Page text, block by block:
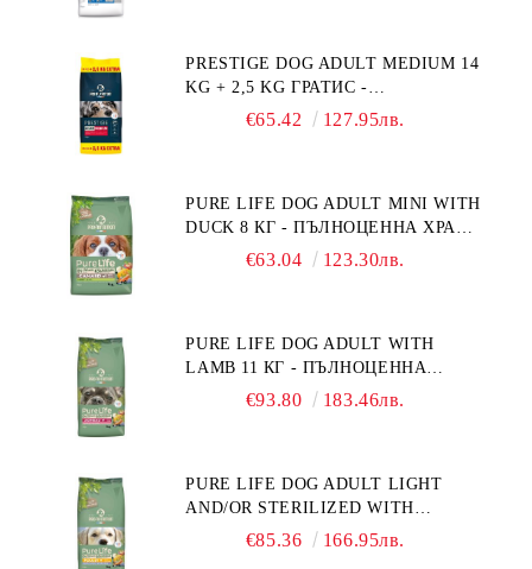
"РЕГУЛИРАНЕ НА ВНОСА НА
ГЛЮКОЗА (DIABETES MELLITUS)."
PRESTIGE DOG ADULT MEDIUM 14
KG + 2,5 KG ГРАТИС -
ПЪЛНОЦЕННА ХРАНА ЗА
€65.42 127.95лв.
PURE LIFE DOG ADULT MINI WITH
DUCK 8 КГ - ПЪЛНОЦЕННА ХРАНА
ЗА ПОРАСНАЛИ КУЧЕТА ОТ
ГЛУТЕН. ПРОИЗВЕДЕНА ВЪВ
ФРАНЦИЯ.
€63.04 123.30лв.
PURE LIFE DOG ADULT WITH
LAMB 11 КГ - ПЪЛНОЦЕННА
ХРАНА ЗА ПОРАСНАЛИ КУЧЕТА С
НАД 1 ГОДИНА. БЕЗ ЗЪРНО, БЕЗ
ГЛУТЕН. ПРОИЗВЕДЕНА ВЪВ
ФРАНЦИЯ.
€93.80 183.46лв.
PURE LIFE DOG ADULT LIGHT
AND/OR STERILIZED WITH
CHICKEN 12 КГ - ПЪЛНОЦЕННА
€85.36 166.95лв.